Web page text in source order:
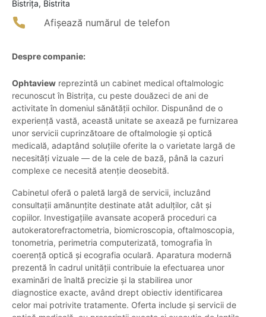
Bistriţa, Bistrita
Afișează numărul de telefon
Despre companie:
Ophtaview reprezintă un cabinet medical oftalmologic
recunoscut în Bistrița, cu peste douăzeci de ani de
activitate în domeniul sănătății ochilor. Dispunând de o
experiență vastă, această unitate se axează pe furnizarea
unor servicii cuprinzătoare de oftalmologie și optică
medicală, adaptând soluțiile oferite la o varietate largă de
necesități vizuale — de la cele de bază, până la cazuri
complexe ce necesită atenție deosebită.
Cabinetul oferă o paletă largă de servicii, incluzând
consultații amănunțite destinate atât adulților, cât și
copiilor. Investigațiile avansate acoperă proceduri ca
autokeratorefractometria, biomicroscopia, oftalmoscopia,
tonometria, perimetria computerizată, tomografia în
coerență optică și ecografia oculară. Aparatura modernă
prezentă în cadrul unității contribuie la efectuarea unor
examinări de înaltă precizie și la stabilirea unor
diagnostice exacte, având drept obiectiv identificarea
celor mai potrivite tratamente. Oferta include și servicii de